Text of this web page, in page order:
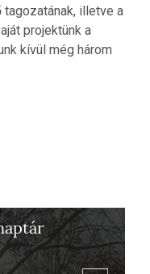
illetve a
projektünk a
kívül még három